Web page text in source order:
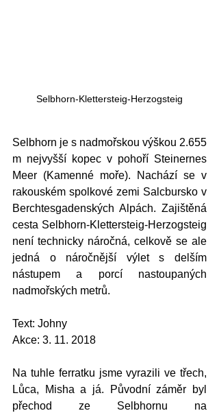
Selbhorn-Klettersteig-Herzogsteig
Selbhorn je s nadmořskou výškou 2.655
m nejvyšší kopec v pohoří Steinernes
Meer (Kamenné moře). Nachází se v
rakouském spolkové zemi Salcbursko v
Berchtesgadenských Alpách. Zajištěná
cesta Selbhorn-Klettersteig-Herzogsteig
není technicky náročná, celkově se ale
jedná o náročnější výlet s delším
nástupem a porcí nastoupaných
nadmořských metrů.
Text: Johny
Akce: 3. 11. 2018
Na tuhle ferratku jsme vyrazili ve třech,
Lůca, Misha a já. Původní záměr byl
přechod ze Selbhornu na